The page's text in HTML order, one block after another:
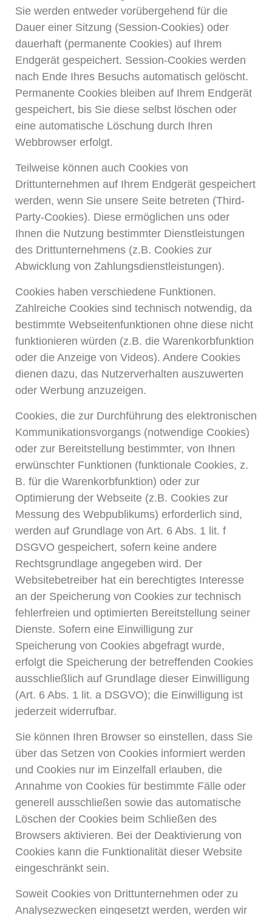
Sie werden entweder vorübergehend für die
Dauer einer Sitzung (Session-Cookies) oder
dauerhaft (permanente Cookies) auf Ihrem
Endgerät gespeichert. Session-Cookies werden
nach Ende Ihres Besuchs automatisch gelöscht.
Permanente Cookies bleiben auf Ihrem Endgerät
gespeichert, bis Sie diese selbst löschen oder
eine automatische Löschung durch Ihren
Webbrowser erfolgt.
Teilweise können auch Cookies von
Drittunternehmen auf Ihrem Endgerät gespeichert
werden, wenn Sie unsere Seite betreten (Third-
Party-Cookies). Diese ermöglichen uns oder
Ihnen die Nutzung bestimmter Dienstleistungen
des Drittunternehmens (z.B. Cookies zur
Abwicklung von Zahlungsdienstleistungen).
Cookies haben verschiedene Funktionen.
Zahlreiche Cookies sind technisch notwendig, da
bestimmte Webseitenfunktionen ohne diese nicht
funktionieren würden (z.B. die Warenkorbfunktion
oder die Anzeige von Videos). Andere Cookies
dienen dazu, das Nutzerverhalten auszuwerten
oder Werbung anzuzeigen.
Cookies, die zur Durchführung des elektronischen
Kommunikationsvorgangs (notwendige Cookies)
oder zur Bereitstellung bestimmter, von Ihnen
erwünschter Funktionen (funktionale Cookies, z.
B. für die Warenkorbfunktion) oder zur
Optimierung der Webseite (z.B. Cookies zur
Messung des Webpublikums) erforderlich sind,
werden auf Grundlage von Art. 6 Abs. 1 lit. f
DSGVO gespeichert, sofern keine andere
Rechtsgrundlage angegeben wird. Der
Websitebetreiber hat ein berechtigtes Interesse
an der Speicherung von Cookies zur technisch
fehlerfreien und optimierten Bereitstellung seiner
Dienste. Sofern eine Einwilligung zur
Speicherung von Cookies abgefragt wurde,
erfolgt die Speicherung der betreffenden Cookies
ausschließlich auf Grundlage dieser Einwilligung
(Art. 6 Abs. 1 lit. a DSGVO); die Einwilligung ist
jederzeit widerrufbar.
Sie können Ihren Browser so einstellen, dass Sie
über das Setzen von Cookies informiert werden
und Cookies nur im Einzelfall erlauben, die
Annahme von Cookies für bestimmte Fälle oder
generell ausschließen sowie das automatische
Löschen der Cookies beim Schließen des
Browsers aktivieren. Bei der Deaktivierung von
Cookies kann die Funktionalität dieser Website
eingeschränkt sein.
Soweit Cookies von Drittunternehmen oder zu
Analysezwecken eingesetzt werden, werden wir